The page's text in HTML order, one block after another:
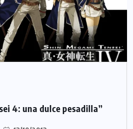
4: una dulce pesadilla”